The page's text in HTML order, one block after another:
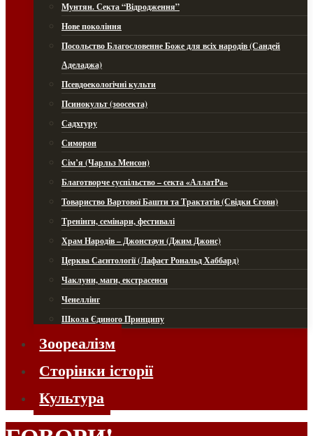
Мунтян. Секта “Відродження”
Нове покоління
Посольство Благословенне Боже для всіх народів (Сандей
Аделаджа)
Псевдоекологічні культи
Псинокульт (зоосекта)
Садхгуру
Симорон
Сім’я (Чарльз Менсон)
Благотворче суспільство – секта «АллатРа»
Товариство Вартової Башти та Трактатів (Свідки Єгови)
Тренінги, семінари, фестивалі
Храм Народів – Джонстаун (Джим Джонс)
Церква Саєнтології (Лафаєт Рональд Хаббард)
Чаклуни, маги, екстрасенси
Ченеллінг
Школа Єдиного Принципу
Зоореалізм
Сторінки історії
Культура